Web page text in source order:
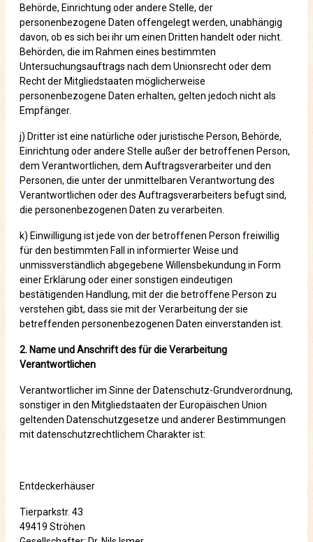
Behörde, Einrichtung oder andere Stelle, der
personenbezogene Daten offengelegt werden, unabhängig
davon, ob es sich bei ihr um einen Dritten handelt oder nicht.
Behörden, die im Rahmen eines bestimmten
Untersuchungsauftrags nach dem Unionsrecht oder dem
Recht der Mitgliedstaaten möglicherweise
personenbezogene Daten erhalten, gelten jedoch nicht als
Empfänger.
j) Dritter ist eine natürliche oder juristische Person, Behörde,
Einrichtung oder andere Stelle außer der betroffenen Person,
dem Verantwortlichen, dem Auftragsverarbeiter und den
Personen, die unter der unmittelbaren Verantwortung des
Verantwortlichen oder des Auftragsverarbeiters befugt sind,
die personenbezogenen Daten zu verarbeiten.
k) Einwilligung ist jede von der betroffenen Person freiwillig
für den bestimmten Fall in informierter Weise und
unmissverständlich abgegebene Willensbekundung in Form
einer Erklärung oder einer sonstigen eindeutigen
bestätigenden Handlung, mit der die betroffene Person zu
verstehen gibt, dass sie mit der Verarbeitung der sie
betreffenden personenbezogenen Daten einverstanden ist.
2. Name und Anschrift des für die Verarbeitung
Verantwortlichen
Verantwortlicher im Sinne der Datenschutz-Grundverordnung,
sonstiger in den Mitgliedstaaten der Europäischen Union
geltenden Datenschutzgesetze und anderer Bestimmungen
mit datenschutzrechtlichem Charakter ist:
Entdeckerhäuser
Tierparkstr. 43
49419 Ströhen